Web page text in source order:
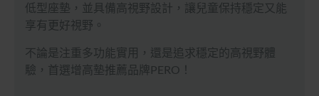
低型座墊，並具備高視野設計，讓兒童保持穩定又能
享有更好視野。
不論是注重多功能實用，還是追求穩定的高視野體
驗，首選增高墊推薦品牌PERO！